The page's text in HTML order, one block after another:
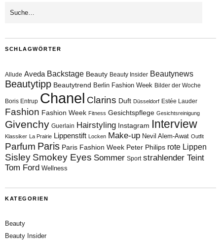
SCHLAGWÖRTER
Allude Aveda Backstage Beauty Beauty Insider Beautynews
Beautytipp Beautytrend Berlin Fashion Week Bilder der Woche
Boris Entrup Chanel Clarins Duft Düsseldorf Estée Lauder
Fashion Fashion Week Fitness Gesichtspflege Gesichtsreinigung
Givenchy Guerlain Hairstyling Instagram Interview
Klassiker La Prairie Lippenstift Locken Make-up Nevil Alem-Awat Outfit
Parfum Paris Paris Fashion Week Peter Philips rote Lippen
Sisley Smokey Eyes Sommer Sport strahlender Teint
Tom Ford Wellness
KATEGORIEN
Beauty
Beauty Insider